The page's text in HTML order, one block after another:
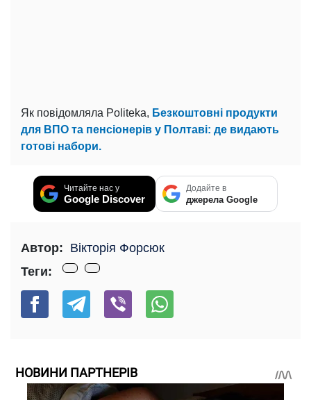
Як повідомляла Politeka, Безкоштовні продукти
для ВПО та пенсіонерів у Полтаві: де видають
готові набори.
Читайте нас у
Google Discover
Додайте в
джерела Google
Автор: Вікторія Форсюк
Теги:
НОВИНИ ПАРТНЕРІВ